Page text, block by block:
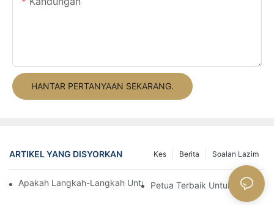
HANTAR PERTANYAAN SEKARANG.
ARTIKEL YANG DISYORKAN Soalan Lazim
Berita
Kes
Apakah Langkah-Langkah Untuk Membuat Pokok Krismas
Petua Terbaik Untuk Mereka